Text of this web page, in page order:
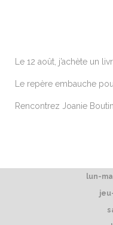
Le 12 août, j’achète un
Le repère embauche
Rencontrez Joanie
lun-